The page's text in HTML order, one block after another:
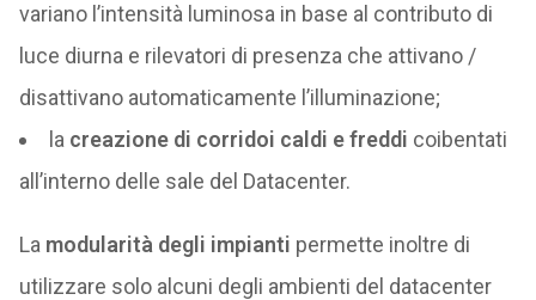
variano l’intensità luminosa in base al contributo di
luce diurna e rilevatori di presenza che attivano /
disattivano automaticamente l’illuminazione;
la creazione di corridoi caldi e freddi coibentati
all’interno delle sale del Datacenter.
La modularità degli impianti permette inoltre di
utilizzare solo alcuni degli ambienti del datacenter